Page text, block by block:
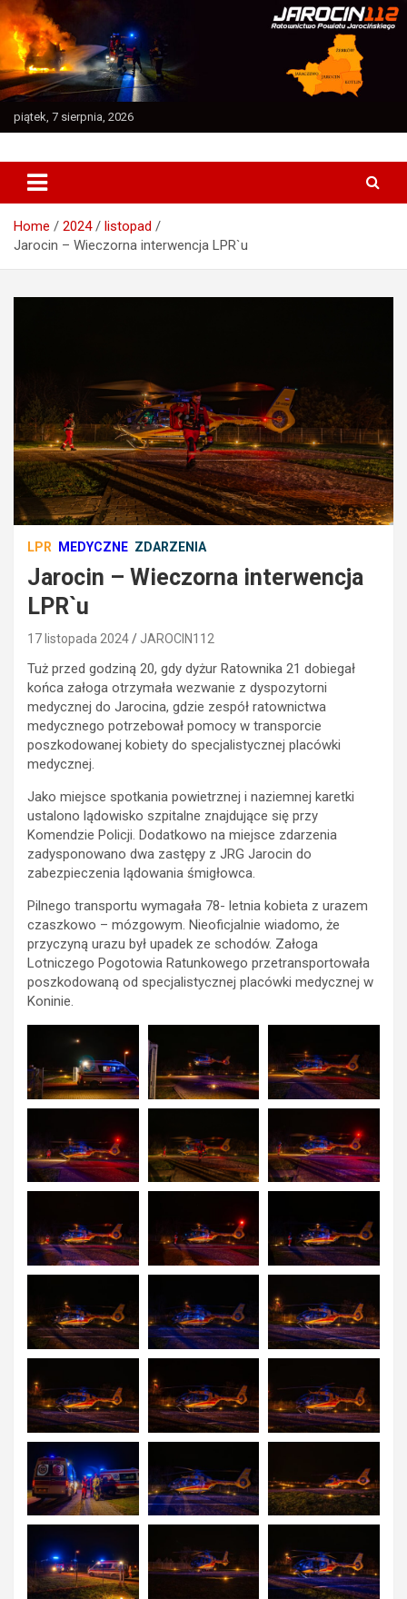
Skip
to
content
piątek, 7 sierpnia, 2026
Jarocin112
Home 2024
listopad
Jarocin – Wieczorna interwencja LPR`u
LPR MEDYCZNE ZDARZENIA
Jarocin – Wieczorna interwencja
LPR`u
17 listopada 2024 JAROCIN112
Tuż przed godziną 20, gdy dyżur Ratownika 21 dobiegał
końca załoga otrzymała wezwanie z dyspozytorni
medycznej do Jarocina, gdzie zespół ratownictwa
medycznego potrzebował pomocy w transporcie
poszkodowanej kobiety do specjalistycznej placówki
medycznej.
Jako miejsce spotkania powietrznej i naziemnej karetki
ustalono lądowisko szpitalne znajdujące się przy
Komendzie Policji. Dodatkowo na miejsce zdarzenia
zadysponowano dwa zastępy z JRG Jarocin do
zabezpieczenia lądowania śmigłowca.
Pilnego transportu wymagała 78- letnia kobieta z urazem
czaszkowo – mózgowym. Nieoficjalnie wiadomo, że
przyczyną urazu był upadek ze schodów. Załoga
Lotniczego Pogotowia Ratunkowego przetransportowała
poszkodowaną od specjalistycznej placówki medycznej w
Koninie.